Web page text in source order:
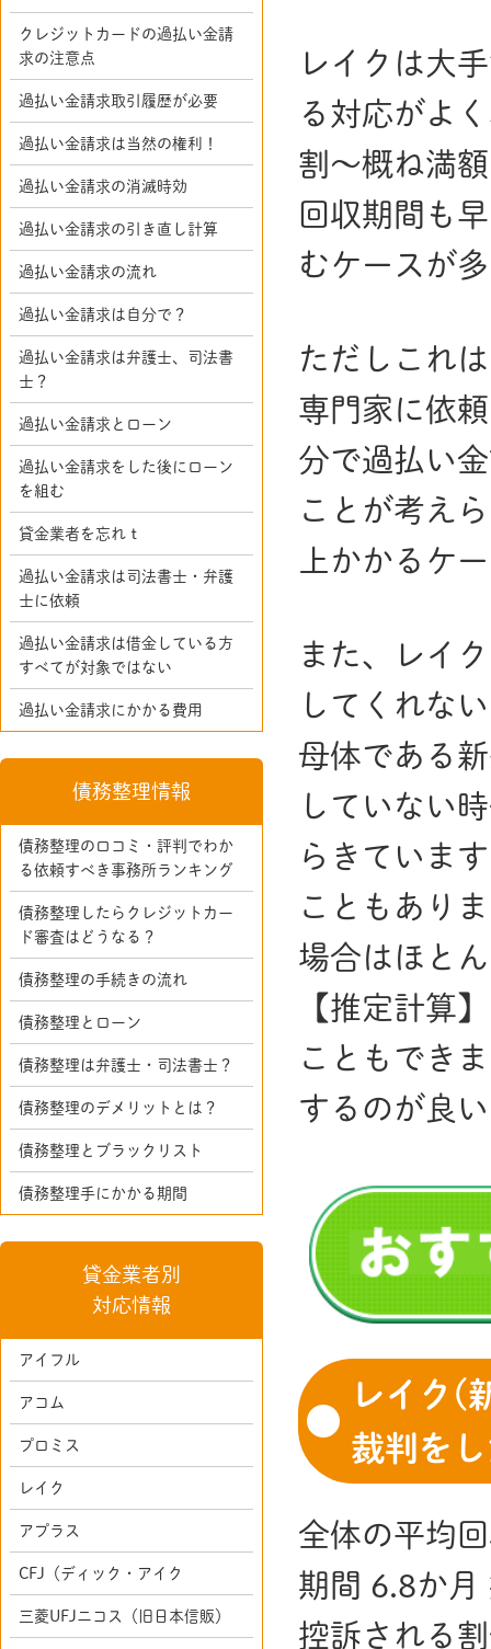
レイクは大
る対応がよ
割～概ね満
回収期間も
むケースが
ただしこれ
専門家に依
分で過払い
ことが考え
上かかるケ
また、レイ
してくれな
母体である
していない
らきていま
こともあり
場合はほと
【推定計算
こともでき
するのが良
レイク(
裁判を
全体の平均
期間 6.8か月
控訴される
クレジットカードの過払い金請
求の注意点
過払い金請求取引履歴が必要
過払い金請求は当然の権利！
過払い金請求の消滅時効
過払い金請求の引き直し計算
過払い金請求の流れ
過払い金請求は自分で？
過払い金請求は弁護士、司法書
士？
過払い金請求とローン
過払い金請求をした後にローン
を組む
貸金業者を忘れｔ
過払い金請求は司法書士・弁護
士に依頼
過払い金請求は借金している方
すべてが対象ではない
過払い金請求にかかる費用
債務整理情報
債務整理の口コミ・評判でわか
る依頼すべき事務所ランキング
債務整理したらクレジットカー
ド審査はどうなる？
債務整理の手続きの流れ
債務整理とローン
債務整理は弁護士・司法書士？
債務整理のデメリットとは？
債務整理とブラックリスト
債務整理手にかかる期間
貸金業者別
対応情報
アイフル
アコム
プロミス
レイク
アプラス
CFJ（ディック・アイク
三菱UFJニコス（旧日本信販）